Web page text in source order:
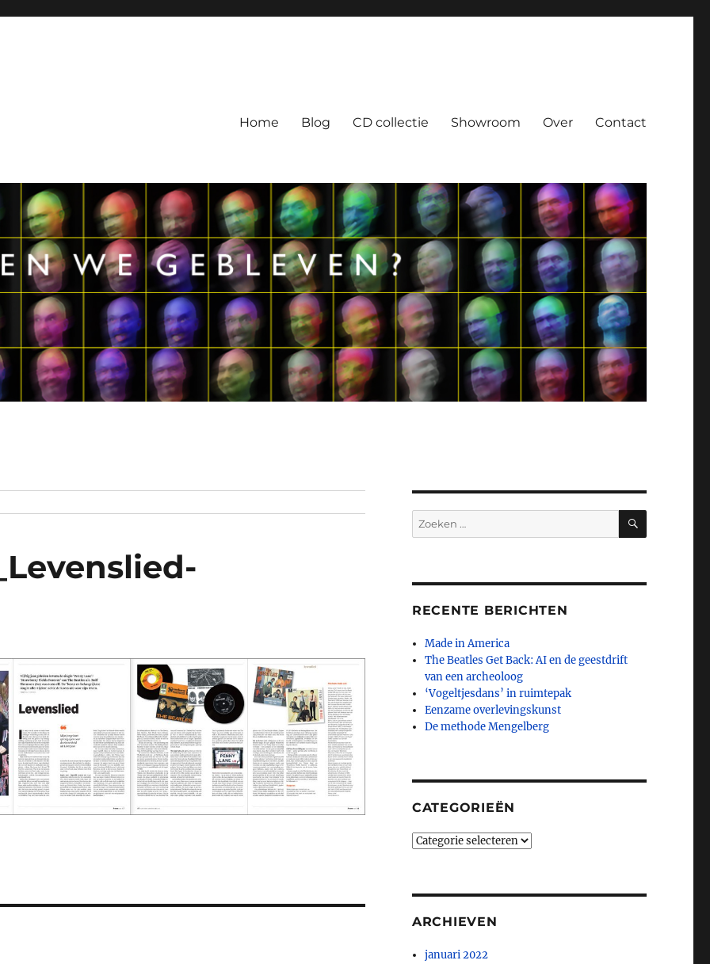
Home Blog CD collectie Showroom Over Contact
Zoeken
naar:
ZOEKEN
RECENTE BERICHTEN
Made in America
The Beatles Get Back: AI en de geestdrift
van een archeoloog
‘Vogeltjesdans’ in ruimtepak
Eenzame overlevingskunst
De methode Mengelberg
CATEGORIEËN
Categorieën
ARCHIEVEN
januari 2022